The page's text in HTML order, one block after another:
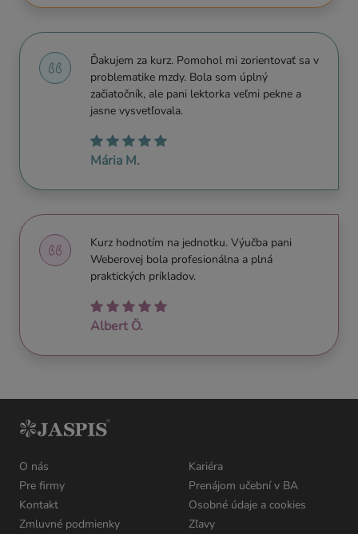
Ďakujem za kurz. Pomohol mi zorientovať sa v
problematike mzdy. Bola som úplný
začiatočník, ale pani lektorka veľmi pekne a
jasne vysvetľovala.
Mária M.
Kurz hodnotím na jednotku. Výučba pani
Weberovej bola profesionálna a plná
praktických príkladov.
Albert Ö.
O nás
Kariéra
Pre firmy
Prenájom učební v BA
Kontakt
Osobné údaje a cookies
Zmluvné podmienky
Zľavy